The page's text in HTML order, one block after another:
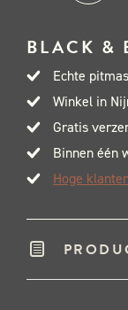
Basket
Classic
I
&
II
aantal
BLACK &
Echte
Winkel in
Gratis
Binnen één
Hoge